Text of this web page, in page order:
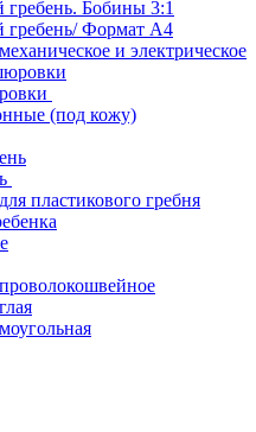
гребень. Бобины 3:1
гребень/ Формат А4
и электрическое
(под кожу)
пластикового гребня